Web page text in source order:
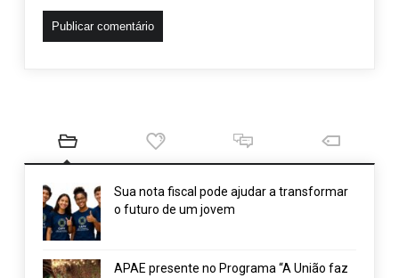
Sua nota fiscal pode ajudar a transformar
o futuro de um jovem
APAE presente no Programa “A União faz